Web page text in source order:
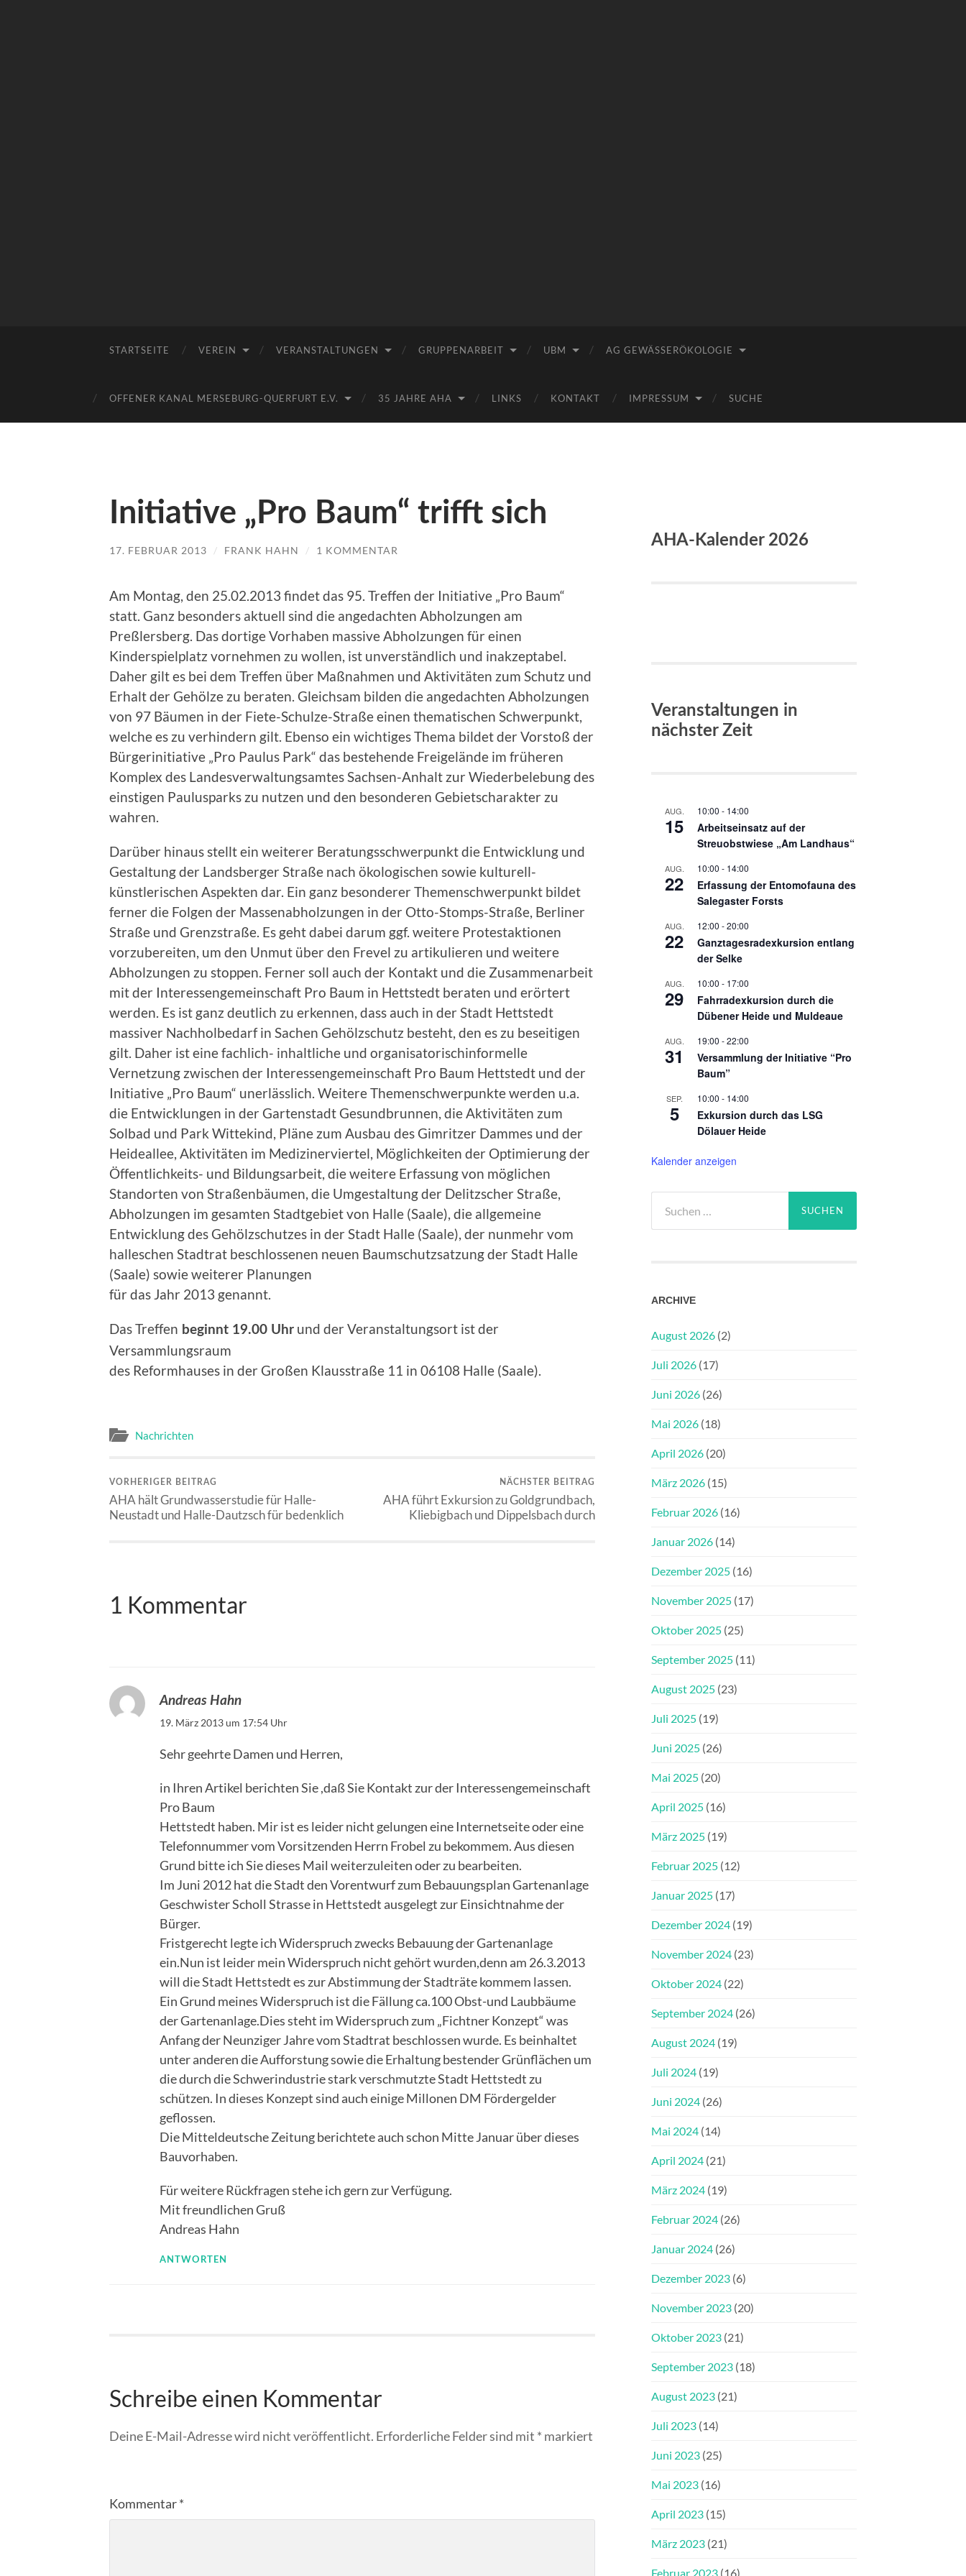
e.V.
STARTSEITE VEREIN VERANSTALTUNGEN GRUPPENARBEIT UBM AG GEWÄSSERÖKOLOGIE
OFFENER KANAL MERSEBURG-QUERFURT E.V. 35 JAHRE AHA LINKS KONTAKT IMPRESSUM SUCHE
Initiative „Pro Baum“ trifft sich
17. FEBRUAR 2013 / FRANK HAHN / 1 KOMMENTAR
Am Montag, den 25.02.2013 findet das 95. Treffen der Initiative „Pro Baum“
statt. Ganz besonders aktuell sind die angedachten Abholzungen am
Preßlersberg. Das dortige Vorhaben massive Abholzungen für einen
Kinderspielplatz vornehmen zu wollen, ist unverständlich und inakzeptabel.
Daher gilt es bei dem Treffen über Maßnahmen und Aktivitäten zum Schutz und
Erhalt der Gehölze zu beraten. Gleichsam bilden die angedachten Abholzungen
von 97 Bäumen in der Fiete-Schulze-Straße einen thematischen Schwerpunkt,
welche es zu verhindern gilt. Ebenso ein wichtiges Thema bildet der Vorstoß der
Bürgerinitiative „Pro Paulus Park“ das bestehende Freigelände im früheren
Komplex des Landesverwaltungsamtes Sachsen-Anhalt zur Wiederbelebung des
einstigen Paulusparks zu nutzen und den besonderen Gebietscharakter zu
wahren.
Darüber hinaus stellt ein weiterer Beratungsschwerpunkt die Entwicklung und
Gestaltung der Landsberger Straße nach ökologischen sowie kulturell-
künstlerischen Aspekten dar. Ein ganz besonderer Themenschwerpunkt bildet
ferner die Folgen der Massenabholzungen in der Otto-Stomps-Straße, Berliner
Straße und Grenzstraße. Es geht dabei darum ggf. weitere Protestaktionen
vorzubereiten, um den Unmut über den Frevel zu artikulieren und weitere
Abholzungen zu stoppen. Ferner soll auch der Kontakt und die Zusammenarbeit
mit der Interessengemeinschaft Pro Baum in Hettstedt beraten und erörtert
werden. Es ist ganz deutlich zu erkennen, dass auch in der Stadt Hettstedt
massiver Nachholbedarf in Sachen Gehölzschutz besteht, den es zu beseitigen
gilt. Daher ist eine fachlich- inhaltliche und organisatorischinformelle
Vernetzung zwischen der Interessengemeinschaft Pro Baum Hettstedt und der
Initiative „Pro Baum“ unerlässlich. Weitere Themenschwerpunkte werden u.a.
die Entwicklungen in der Gartenstadt Gesundbrunnen, die Aktivitäten zum
Solbad und Park Wittekind, Pläne zum Ausbau des Gimritzer Dammes und der
Heideallee, Aktivitäten im Medizinerviertel, Möglichkeiten der Optimierung der
Öffentlichkeits- und Bildungsarbeit, die weitere Erfassung von möglichen
Standorten von Straßenbäumen, die Umgestaltung der Delitzscher Straße,
Abholzungen im gesamten Stadtgebiet von Halle (Saale), die allgemeine
Entwicklung des Gehölzschutzes in der Stadt Halle (Saale), der nunmehr vom
halleschen Stadtrat beschlossenen neuen Baumschutzsatzung der Stadt Halle
(Saale) sowie weiterer Planungen
für das Jahr 2013 genannt.
Das Treffen beginnt 19.00 Uhr und der Veranstaltungsort ist der
Versammlungsraum
des Reformhauses in der Großen Klausstraße 11 in 06108 Halle (Saale).
Nachrichten
VORHERIGER BEITRAG
AHA hält Grundwasserstudie für Halle-
Neustadt und Halle-Dautzsch für bedenklich
NÄCHSTER BEITRAG
AHA führt Exkursion zu Goldgrundbach,
Kliebigbach und Dippelsbach durch
1 Kommentar
Andreas Hahn
19. März 2013 um 17:54 Uhr
Sehr geehrte Damen und Herren,
in Ihren Artikel berichten Sie ,daß Sie Kontakt zur der Interessengemeinschaft
Pro Baum
Hettstedt haben. Mir ist es leider nicht gelungen eine Internetseite oder eine
Telefonnummer vom Vorsitzenden Herrn Frobel zu bekommem. Aus diesen
Grund bitte ich Sie dieses Mail weiterzuleiten oder zu bearbeiten.
Im Juni 2012 hat die Stadt den Vorentwurf zum Bebauungsplan Gartenanlage
Geschwister Scholl Strasse in Hettstedt ausgelegt zur Einsichtnahme der
Bürger.
Fristgerecht legte ich Widerspruch zwecks Bebauung der Gartenanlage
ein.Nun ist leider mein Widerspruch nicht gehört wurden,denn am 26.3.2013
will die Stadt Hettstedt es zur Abstimmung der Stadträte kommem lassen.
Ein Grund meines Widerspruch ist die Fällung ca.100 Obst-und Laubbäume
der Gartenanlage.Dies steht im Widerspruch zum „Fichtner Konzept“ was
Anfang der Neunziger Jahre vom Stadtrat beschlossen wurde. Es beinhaltet
unter anderen die Aufforstung sowie die Erhaltung bestender Grünflächen um
die durch die Schwerindustrie stark verschmutzte Stadt Hettstedt zu
schützen. In dieses Konzept sind auch einige Millonen DM Fördergelder
geflossen.
Die Mitteldeutsche Zeitung berichtete auch schon Mitte Januar über dieses
Bauvorhaben.
Für weitere Rückfragen stehe ich gern zur Verfügung.
Mit freundlichen Gruß
Andreas Hahn
ANTWORTEN
Schreibe einen Kommentar
Deine E-Mail-Adresse wird nicht veröffentlicht. Erforderliche Felder sind mit * markiert
Kommentar*
AHA-Kalender 2026
Veranstaltungen in
nächster Zeit
AUG.
15
10:00 - 14:00
Arbeitseinsatz auf der
Streuobstwiese „Am Landhaus“
AUG.
22
10:00 - 14:00
Erfassung der Entomofauna des
Salegaster Forsts
AUG.
22
12:00 -20:00
Ganztagesradexkursion entlang
der Selke
AUG.
29
10:00 - 17:00
Fahrradexkursion durch die
Dübener Heide und Muldeaue
AUG.
31
19:00 -22:00
Versammlung der Initiative “Pro
Baum”
SEP.
5
10:00 - 14:00
Exkursion durch das LSG
Dölauer Heide
Kalender anzeigen
nach:
ARCHIVE
August 2026 (2)
Juli 2026 (17)
Juni 2026 (26)
Mai 2026 (18)
April 2026 (20)
März 2026 (15)
Februar 2026 (16)
Januar 2026 (14)
Dezember 2025 (16)
November 2025 (17)
Oktober 2025 (25)
September 2025 (11)
August 2025 (23)
Juli 2025 (19)
Juni 2025 (26)
Mai 2025 (20)
April 2025 (16)
März 2025 (19)
Februar 2025 (12)
Januar 2025 (17)
Dezember 2024 (19)
November 2024 (23)
Oktober 2024 (22)
September 2024 (26)
August 2024 (19)
Juli 2024 (19)
Juni 2024 (26)
Mai 2024 (14)
April 2024 (21)
März 2024 (19)
Februar 2024 (26)
Januar 2024 (26)
Dezember 2023 (6)
November 2023 (20)
Oktober 2023 (21)
September 2023 (18)
August 2023 (21)
Juli 2023 (14)
Juni 2023 (25)
Mai 2023 (16)
April 2023 (15)
März 2023 (21)
Februar 2023 (16)